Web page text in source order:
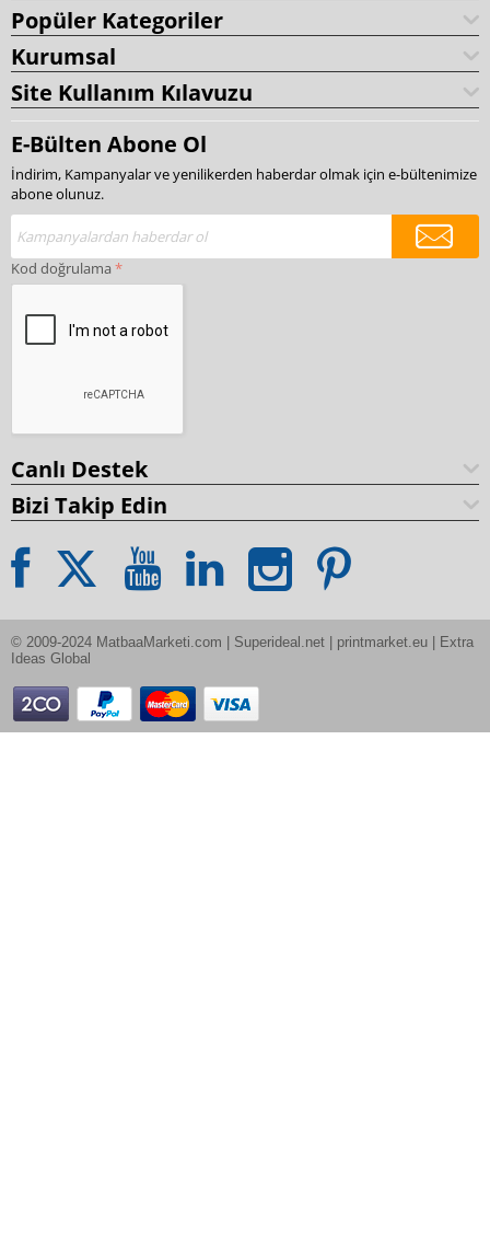
Popüler Kategoriler
Kurumsal
Site Kullanım Kılavuzu
E-Bülten Abone Ol
İndirim, Kampanyalar ve yenilikerden haberdar olmak için e-bültenimize
abone olunuz.
Kod doğrulama
Canlı Destek
Bizi Takip Edin
© 2009-2024 MatbaaMarketi.com | Superideal.net | printmarket.eu | Extra
Ideas Global